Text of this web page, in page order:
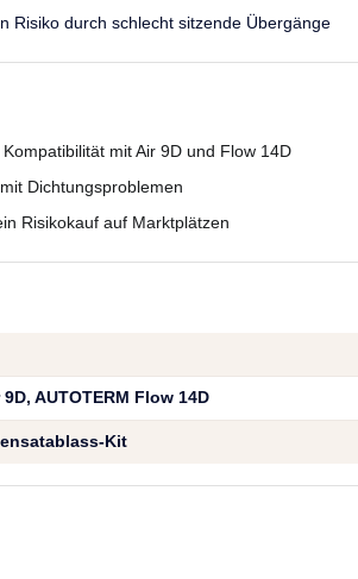
Risiko durch schlecht sitzende Übergänge
mit Air 9D und Flow 14D
Dichtungsproblemen
Risikokauf auf Marktplätzen
AUTOTERM Flow 14D
Kit